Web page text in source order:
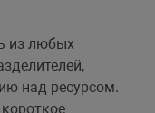
из любых
над ресурсом.